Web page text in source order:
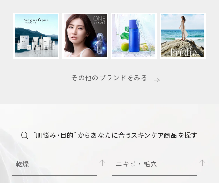
その他のブランドをみる
［肌悩み・目的］からあなたに合うスキンケア商品を探す
乾燥 ニキビ・毛穴